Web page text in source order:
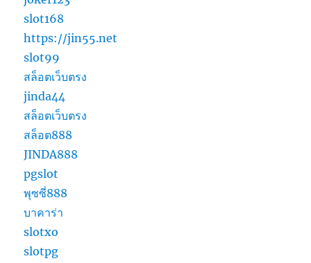
slot168
https://jin55.net
slot99
สล็อตเว็บตรง
jinda44
สล็อตเว็บตรง
สล็อต888
JINDA888
pgslot
พุซซี่888
บาคาร่า
slotxo
slotpg